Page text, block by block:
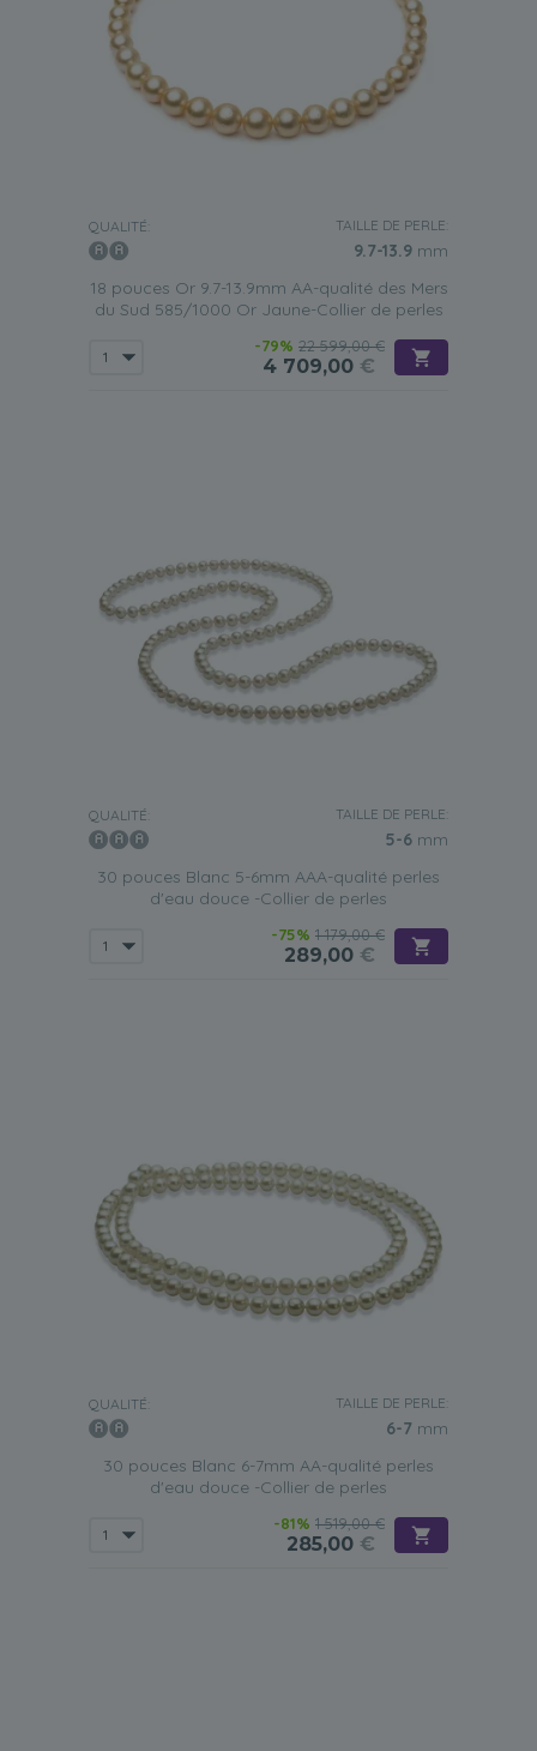
QUALITÉ: TAILLE DE PERLE:
9.7-13.9 mm
18 pouces Or 9.7-13.9mm AA-qualité des Mers
du Sud 585/1000 Or Jaune-Collier de perles
-79% 22 599,00 €
4 709,00 €
QUALITÉ: TAILLE DE PERLE:
5-6 mm
30 pouces Blanc 5-6mm AAA-qualité perles
d'eau douce -Collier de perles
-75% 1 179,00 €
289,00 €
QUALITÉ: TAILLE DE PERLE:
6-7 mm
30 pouces Blanc 6-7mm AA-qualité perles
d'eau douce -Collier de perles
-81% 1 519,00 €
285,00 €